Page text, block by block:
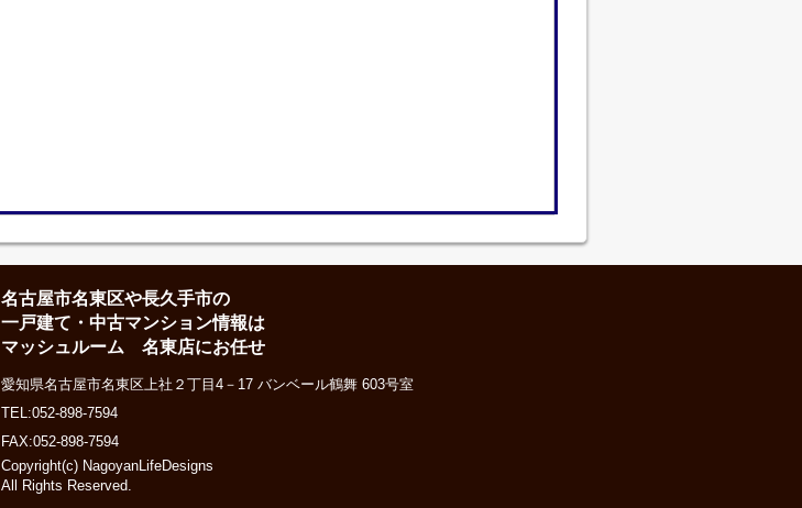
名古屋市名東区や長久手市の
一戸建て・中古マンション情報は
マッシュルーム 名東店にお任せ
愛知県名古屋市名東区上社２丁目4－17 バンベール鶴舞 603号室
TEL:052-898-7594
FAX:052-898-7594
Copyright(c) NagoyanLifeDesigns
All Rights Reserved.